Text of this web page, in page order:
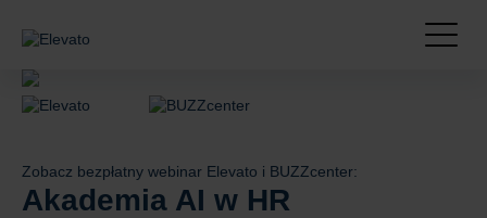
Zobacz bezpłatny webinar Elevato i BUZZcenter:
Akademia AI w HR